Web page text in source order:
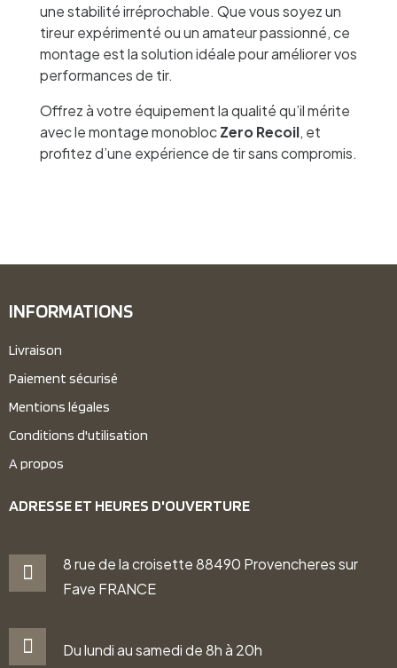
une stabilité irréprochable. Que vous soyez un
tireur expérimenté ou un amateur passionné, ce
montage est la solution idéale pour améliorer vos
performances de tir.
Offrez à votre équipement la qualité qu’il mérite
avec le montage monoblocZero Recoil, et
profitez d’une expérience de tir sans compromis.
INFORMATIONS
Livraison
Paiement sécurisé
Mentions légales
Conditions d'utilisation
A propos
ADRESSE ET HEURES D'OUVERTURE
8 rue de la croisette 88490 Provencheres sur
Fave FRANCE
Du lundi au samedi de 8h à 20h